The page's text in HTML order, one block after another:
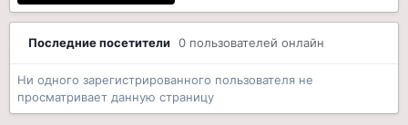
Последние посетители 0 пользователей онлайн
Ни одного зарегистрированного пользователя не
просматривает данную страницу